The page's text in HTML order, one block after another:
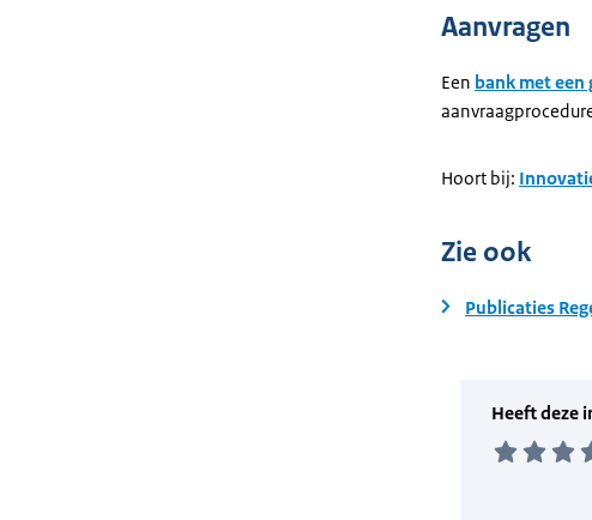
Aanvragen
Een bank met
Hoort bij:
Zie ook
Publicaties